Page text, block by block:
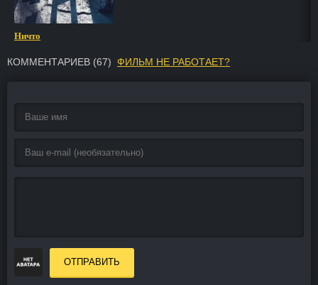
Ничто
КОММЕНТАРИЕВ (67) ФИЛЬМ НЕ РАБОТАЕТ?
ОТПРАВИТЬ